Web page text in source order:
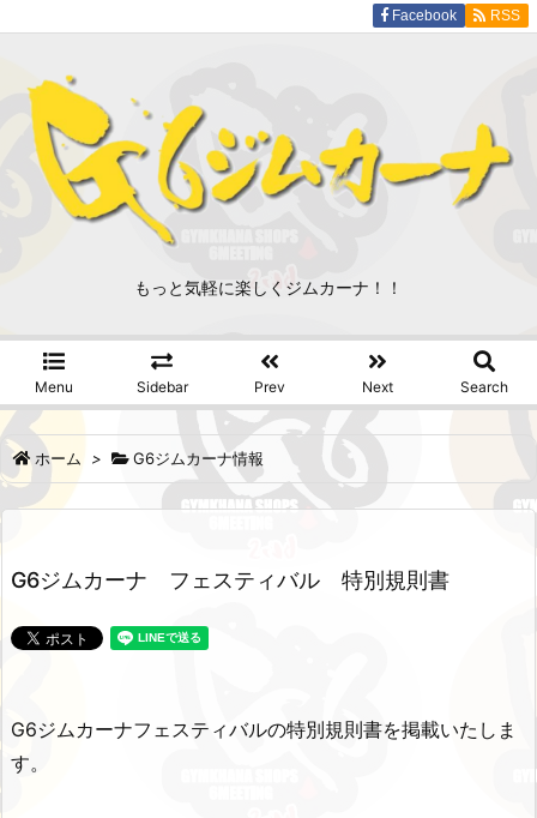
もっと気軽に楽しくジムカーナ！！
Menu Sidebar Prev Next Search
Facebook RSS
ホーム > G6ジムカーナ情報
G6ジムカーナ フェスティバル 特別規則書
G6ジムカーナフェスティバルの特別規則書を掲載いたしま
す。